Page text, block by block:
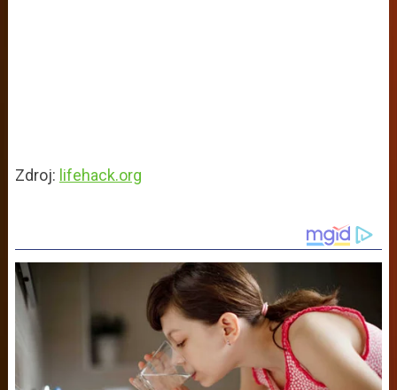
Zdroj: lifehack.org